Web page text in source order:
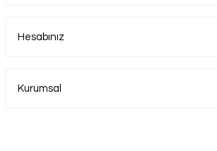
Hesabınız
Kurumsal